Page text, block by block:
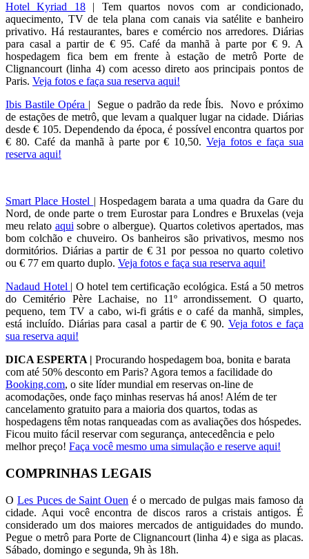
Hotel Kyriad 18| Tem quartos novos com ar condicionado,
aquecimento, TV de tela plana com canais via satélite e banheiro
privativo. Há restaurantes, bares e comércio nos arredores. Diárias
para casal a partir de € 95. Café da manhã à parte por € 9. A
hospedagem fica bem em frente à estação de metrô Porte de
Clignancourt (linha 4) com acesso direto aos principais pontos de
Paris. Veja fotos e faça sua reserva aqui!
Ibis Bastile Opéra |
Segue o padrão da rede Íbis. Novo e próximo
de estações de metrô, que levam a qualquer lugar na cidade. Diárias
desde € 105. Dependendo da época, é possível encontra quartos por
€ 80. Café da manhã à parte por € 10,50.Veja fotos e faça sua
reserva aqui!
Smart Place Hostel | Hospedagem barata a uma quadra da Gare du
Nord, de onde parte o trem Eurostar para Londres e Bruxelas (veja
meu relato aqui sobre o albergue). Quartos coletivos apertados, mas
bom colchão e chuveiro. Os banheiros são privativos, mesmo nos
dormitórios. Diárias a partir de € 31 por pessoa no quarto coletivo
ou € 77 em quarto duplo. Veja fotos e faça sua reserva aqui!
Nadaud Hotel | O hotel tem certificação ecológica. Está a 50 metros
do Cemitério Père Lachaise, no 11º arrondissement. O quarto,
pequeno, tem TV a cabo, wi-fi grátis e o café da manhã, simples,
está incluído. Diárias para casal a partir de € 90. Veja fotos e faça
sua reserva aqui!
DICA ESPERTA | Procurando hospedagem boa, bonita e barata
com até 50% desconto em Paris? Agora temos a facilidade do
Booking.com, o site líder mundial em reservas on-line de
acomodações, onde faço minhas reservas há anos! Além de ter
cancelamento gratuito para a maioria dos quartos, todas as
hospedagens têm notas ranqueadas com as avaliações dos hóspedes.
Ficou muito fácil reservar com segurança, antecedência e pelo
melhor preço! Faça você mesmo uma simulação e reserve aqui!
COMPRINHAS LEGAIS
O Les Puces de Saint Ouen é o mercado de pulgas mais famoso da
cidade. Aqui você encontra de discos raros a cristais antigos. É
considerado um dos maiores mercados de antiguidades do mundo.
Pegue o metrô para Porte de Clignancourt (linha 4) e siga as placas.
Sábado, domingo e segunda, 9h às 18h.